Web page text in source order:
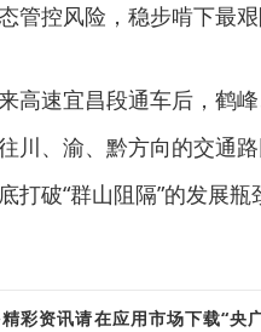
管控风险，稳步啃下最艰
高速宜昌段通车后，鹤
川、渝、黔方向的交通
打破“群山阻隔”的发展
彩资讯请在应用市场下载“央